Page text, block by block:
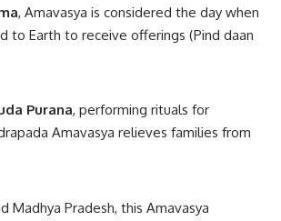
, Amavasya is considered the day when
to Earth to receive offerings (Pind daan
Purana, performing rituals for
Amavasya relieves families from
Madhya Pradesh, this Amavasya